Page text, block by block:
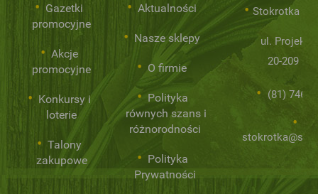
Gazetki
promocyjne
Akcje
promocyjne
Konkursy i
loterie
Talony
zakupowe
Aktualności
Nasze sklepy
O firmie
Polityka
równych szans i
różnorodności
Polityka
Prywatności
Stokrotka
ul.
20-209
(81) 746